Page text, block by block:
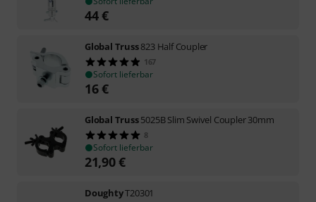
44€
Global Truss823 Half Coupler
167
Sofort lieferbar
16€
Global Truss5025B Slim Swivel Coupler 30mm
8
Sofort lieferbar
21,90€
DoughtyT20301